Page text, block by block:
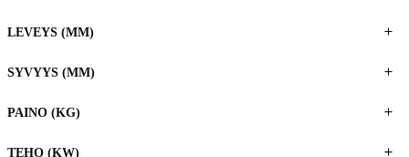
LEVEYS (MM)
SYVYYS (MM)
PAINO (KG)
TEHO (KW)